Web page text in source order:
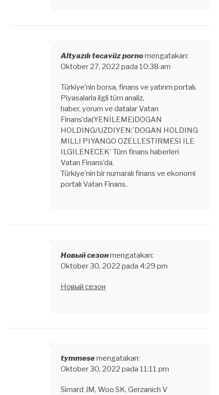
Altyazılı tecavüz pornomengatakan:
Oktober 27, 2022 pada 10:38 am
Türkiye’nin borsa, finans ve yatırım portalı.
Piyasalarla ilgli tüm analiz,
haber, yorum ve datalar Vatan
Finans’da(YENILEME)DOGAN
HOLDING/UZDIYEN:`DOGAN HOLDING
MILLI PIYANGO OZELLESTIRMESI ILE
ILGILENECEK` Tüm finans haberleri
Vatan Finans’da.
Türkiye’nin bir numaralı finans ve ekonomi
portalı Vatan Finans.
Новый сезонmengatakan:
Oktober 30, 2022 pada 4:29 pm
Новый сезон
tymmesemengatakan:
Oktober 30, 2022 pada 11:11 pm
Simard JM, Woo SK, Gerzanich V